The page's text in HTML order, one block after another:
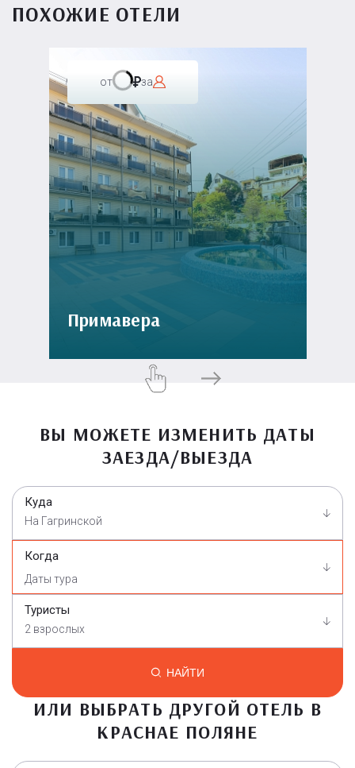
ПОХОЖИЕ ОТЕЛИ
от за
Примавера
ВЫ МОЖЕТЕ ИЗМЕНИТЬ ДАТЫ
ЗАЕЗДА/ВЫЕЗДА
Куда
На Гагринской
Когда
Туристы
2 взрослых
НАЙТИ
ИЛИ ВЫБРАТЬ ДРУГОЙ ОТЕЛЬ В
КРАСНАЕ ПОЛЯНЕ